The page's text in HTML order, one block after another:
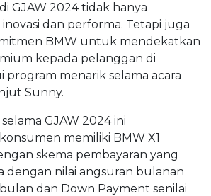
GJAW 2024 tidak hanya
dan performa. Tetapi juga
BMW untuk mendekatkan
kepada pelanggan di
program menarik selama acara
Sunny.
GJAW 2024 ini
memiliki BMW X1
skema pembayaran yang
dengan nilai angsuran bulanan
dan Down Payment senilai